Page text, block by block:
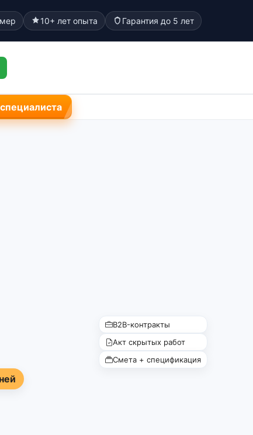
10+ лет опыта Гарантия до 5 лет
B2B-контракты
Акт скрытых работ
Смета + спецификация